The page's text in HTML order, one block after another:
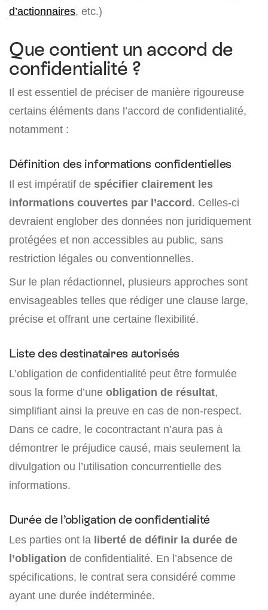
d’actionnaires, etc.)
Que contient un accord de
confidentialité ?
Il est essentiel de préciser de manière rigoureuse
certains éléments dans l’accord de confidentialité,
notamment :
Définition des informations confidentielles
Il est impératif de spécifier clairement les
informations couvertes par l’accord. Celles-ci
devraient englober des données non juridiquement
protégées et non accessibles au public, sans
restriction légales ou conventionnelles.
Sur le plan rédactionnel, plusieurs approches sont
envisageables telles que rédiger une clause large,
précise et offrant une certaine flexibilité.
Liste des destinataires autorisés
L’obligation de confidentialité peut être formulée
sous la forme d’une obligation de résultat,
simplifiant ainsi la preuve en cas de non-respect.
Dans ce cadre, le cocontractant n’aura pas à
démontrer le préjudice causé, mais seulement la
divulgation ou l’utilisation concurrentielle des
informations.
Durée de l’obligation de confidentialité
Les parties ont la liberté de définir la durée de
l’obligation de confidentialité. En l’absence de
spécifications, le contrat sera considéré comme
ayant une durée indéterminée.